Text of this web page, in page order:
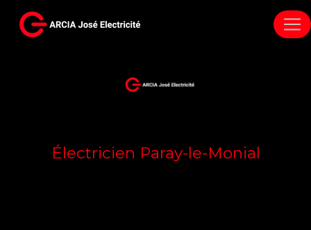
Panneau de gestion des cookies
Électricien Paray-le-Monial